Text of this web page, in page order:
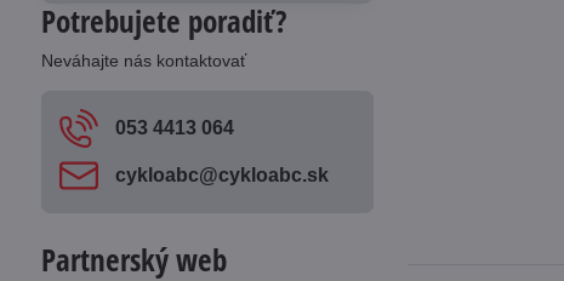
Potrebujete poradiť?
Neváhajte nás kontaktovať
053 4413 064
cykloabc​@cykloabc​.sk
Partnerský web